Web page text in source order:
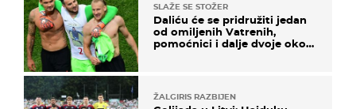
SLAŽE SE STOŽER
Daliću će se pridružiti jedan
od omiljenih Vatrenih,
pomoćnici i dalje dvoje oko
ŽALGIRIS RAZBIJEN